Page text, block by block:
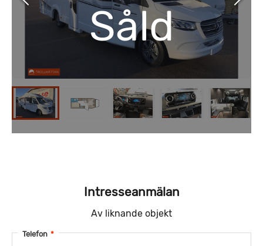
Såld
Intresseanmälan
Av liknande objekt
Telefon *